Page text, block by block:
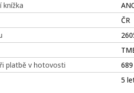
knížka
ČR
platbě v hotovosti
5